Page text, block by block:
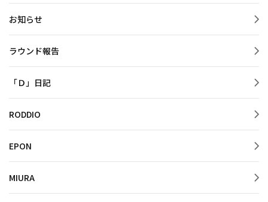
お知らせ
ラウンド報告
「Ｄ」日記
RODDIO
EPON
MIURA